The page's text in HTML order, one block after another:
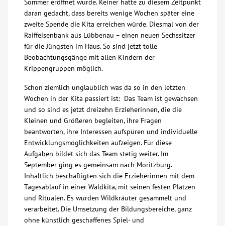
Veranstaltungen
Spenden
Mitmachen
Karriere
Ausbildung
Glossar
Suche
Kontakt
Sommer eröffnet wurde. Keiner hatte zu diesem Zeitpunkt
daran gedacht, dass bereits wenige Wochen später eine
zweite Spende die Kita erreichen würde. Diesmal von der
Raiffeisenbank aus Lübbenau – einen neuen Sechssitzer
für die Jüngsten im Haus. So sind jetzt tolle
Beobachtungsgänge mit allen Kindern der
Krippengruppen möglich.
Schon ziemlich unglaublich was da so in den letzten
Wochen in der Kita passiert ist: Das Team ist gewachsen
und so sind es jetzt dreizehn Erzieherinnen, die die
Kleinen und Größeren begleiten, ihre Fragen
beantworten, ihre Interessen aufspüren und individuelle
Entwicklungsmöglichkeiten aufzeigen. Für diese
Aufgaben bildet sich das Team stetig weiter. Im
September ging es gemeinsam nach Moritzburg.
Inhaltlich beschäftigten sich die Erzieherinnen mit dem
Tagesablauf in einer Waldkita, mit seinen festen Plätzen
und Ritualen. Es wurden Wildkräuter gesammelt und
verarbeitet. Die Umsetzung der Bildungsbereiche, ganz
ohne künstlich geschaffenes Spiel- und